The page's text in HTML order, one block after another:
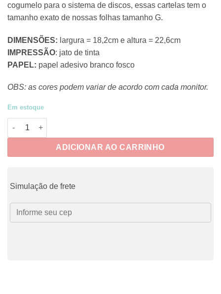
cogumelo para o sistema de discos, essas cartelas tem o
tamanho exato de nossas folhas tamanho G.
DIMENSÕES: largura = 18,2cm e altura = 22,6cm
IMPRESSÃO: jato de tinta
PAPEL: papel adesivo branco fosco
OBS: as cores podem variar de acordo com cada monitor.
Em estoque
J-CRUE005 - Adesivos Jumbo Férias de Verão 1 quantidade
ADICIONAR AO CARRINHO
Simulação de frete